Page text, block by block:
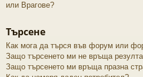
или Врагове?
Търсене
Как мога да търся във форум или
Защо търсенето ми не връща
Защо търсенето ми връща празна